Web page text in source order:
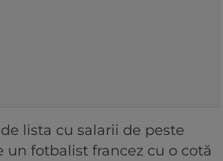
lista cu salarii de peste
un fotbalist francez cu o cotă